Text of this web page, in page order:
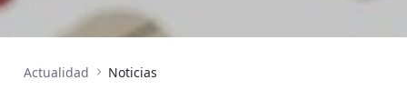
Actualidad Noticias